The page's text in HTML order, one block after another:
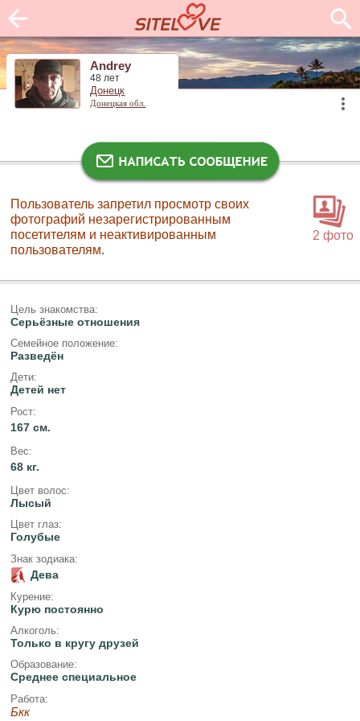
Andrey
48 лет
Донецк
Донецкая обл.
2 фото
Пользователь запретил просмотр своих
фотографий незарегистрированным
посетителям и неактивированным
пользователям.
Цель знакомства:
Серьёзные отношения
Семейное положение:
Разведён
Дети:
Детей нет
Рост:
167 см.
Вес:
68 кг.
Цвет волос:
Лысый
Цвет глаз:
Голубые
Знак зодиака:
Дева
Курение:
Курю постоянно
Алкоголь:
Только в кругу друзей
Образование:
Среднее специальное
Работа:
Бкк